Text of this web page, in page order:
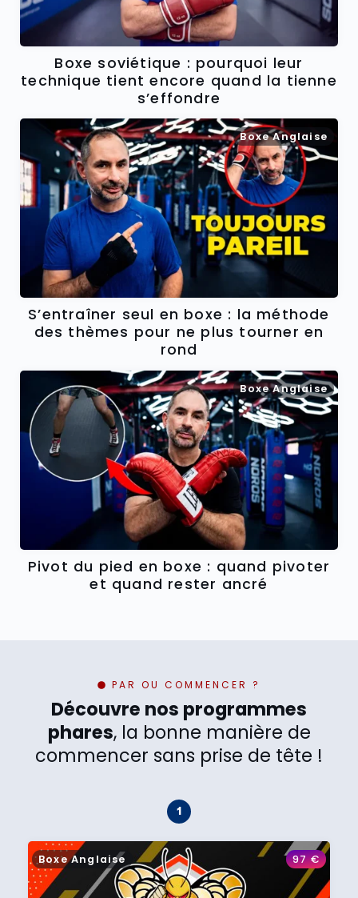
Boxe soviétique : pourquoi leur
technique tient encore quand la tienne
s’effondre
Boxe Anglaise
S’entraîner seul en boxe : la méthode
des thèmes pour ne plus tourner en
rond
Boxe Anglaise
Pivot du pied en boxe : quand pivoter
et quand rester ancré
PAR OU COMMENCER ?
Découvre nos programmes
phares, la bonne manière de
commencer sans prise de tête !
Boxe Anglaise 97€